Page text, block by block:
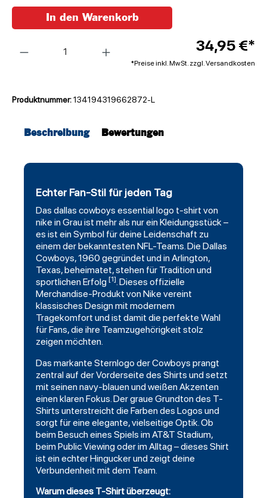
34,95 €*
*Preise inkl. MwSt. zzgl. Versandkosten
In den Warenkorb
Produktnummer:134194319662872-L
Beschreibung Bewertungen
Echter Fan-Stil für jeden Tag
Das dallas cowboys essential logo t-shirt von
nike in Grau ist mehr als nur ein Kleidungsstück –
es ist ein Symbol für deine Leidenschaft zu
einem der bekanntesten NFL-Teams. Die Dallas
Cowboys, 1960 gegründet und in Arlington,
Texas, beheimatet, stehen für Tradition und
sportlichen Erfolg [1]. Dieses offizielle
Merchandise-Produkt von Nike vereint
klassisches Design mit modernem
Tragekomfort und ist damit die perfekte Wahl
für Fans, die ihre Teamzugehörigkeit stolz
zeigen möchten.
Das markante Sternlogo der Cowboys prangt
zentral auf der Vorderseite des Shirts und setzt
mit seinen navy-blauen und weißen Akzenten
einen klaren Fokus. Der graue Grundton des T-
Shirts unterstreicht die Farben des Logos und
sorgt für eine elegante, vielseitige Optik. Ob
beim Besuch eines Spiels im AT&T Stadium,
beim Public Viewing oder im Alltag – dieses Shirt
ist ein echter Hingucker und zeigt deine
Verbundenheit mit dem Team.
Warum dieses T-Shirt überzeugt: